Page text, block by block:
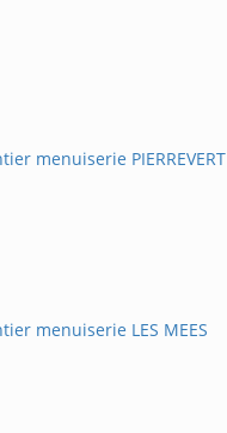
menuiserie PIERREVERT
menuiserie LES MEES